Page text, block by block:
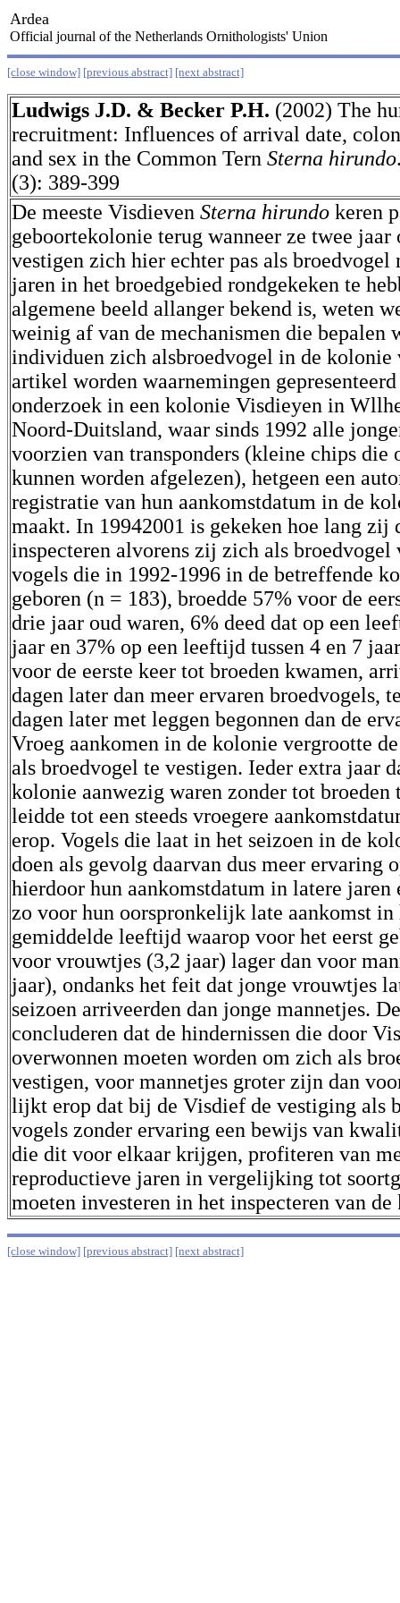
Ardea
Official journal of the Netherlands Ornithologists' Union
[close window] [previous abstract] [next abstract]
Ludwigs J.D. & Becker P.H. (2002) The
recruitment: Influences of arrival date,
and sex in the Common Tern Sterna hirundo
(3): 389-399
De meeste Visdieven Sterna hirundo keren
geboortekolonie terug wanneer ze twee
vestigen zich hier echter pas als broedvogel
jaren in het broedgebied rondgekeken te
algemene beeld allanger bekend is, weten
weinig af van de mechanismen die bepalen
individuen zich alsbroedvogel in de kolonie
artikel worden waarnemingen
onderzoek in een kolonie Visdieyen in
Noord-Duitsland, waar sinds 1992 alle
voorzien van transponders (kleine chips die
kunnen worden afgelezen), hetgeen een
registratie van hun aankomstdatum in de
maakt. In 19942001 is gekeken hoe lang zij
inspecteren alvorens zij zich als broedvogel
vogels die in 1992-1996 in de betreffende
geboren (n = 183), broedde 57% voor de
drie jaar oud waren, 6% deed dat op een
jaar en 37% op een leeftijd tussen 4 en 7
voor de eerste keer tot broeden kwamen,
dagen later dan meer ervaren broedvogels,
dagen later met leggen begonnen dan de
Vroeg aankomen in de kolonie vergrootte
als broedvogel te vestigen. Ieder extra jaar
kolonie aanwezig waren zonder tot broeden
leidde tot een steeds vroegere
erop. Vogels die laat in het seizoen in de
doen als gevolg daarvan dus meer ervaring
hierdoor hun aankomstdatum in latere jaren
zo voor hun oorspronkelijk late aankomst in
gemiddelde leeftijd waarop voor het eerst
voor vrouwtjes (3,2 jaar) lager dan voor
jaar), ondanks het feit dat jonge vrouwtjes
seizoen arriveerden dan jonge mannetjes.
concluderen dat de hindernissen die door
overwonnen moeten worden om zich als
vestigen, voor mannetjes groter zijn dan
lijkt erop dat bij de Visdief de vestiging als
vogels zonder ervaring een bewijs van
die dit voor elkaar krijgen, profiteren van
reproductieve jaren in vergelijking tot
moeten investeren in het inspecteren van
[close window] [previous abstract] [next abstract]